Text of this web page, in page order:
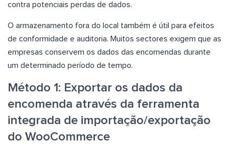
contra potenciais perdas de dados.
O armazenamento fora do local também é útil para efeitos
de conformidade e auditoria. Muitos sectores exigem que as
empresas conservem os dados das encomendas durante
um determinado período de tempo.
Método 1: Exportar os dados da
encomenda através da ferramenta
integrada de importação/exportação
do WooCommerce